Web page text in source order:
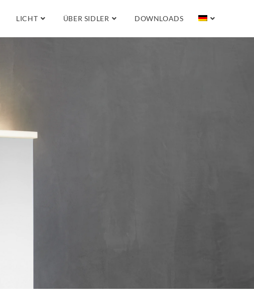
LICHT ÜBER SIDLER DOWNLOADS